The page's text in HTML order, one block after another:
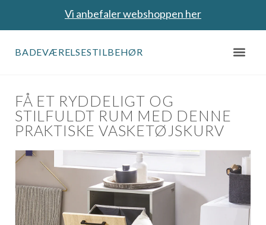
Vi anbefaler webshoppen her
BADEVÆRELSESTILBEHØR
FÅ ET RYDDELIGT OG
STILFULDT RUM MED DENNE
PRAKTISKE VASKETØJSKURV